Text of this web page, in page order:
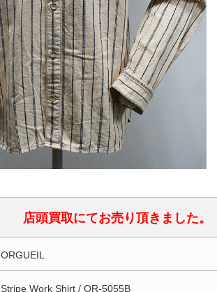
店頭買取にてお売り頂きました。
ORGUEIL
Stripe Work Shirt / OR-5055B